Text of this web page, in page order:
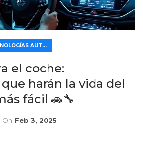
🔬 TECNOLOGÍAS AUTOMOTRICES MODERNAS
el coche:
harán la vida del
fácil 🚗🔧
On Feb 3, 2025